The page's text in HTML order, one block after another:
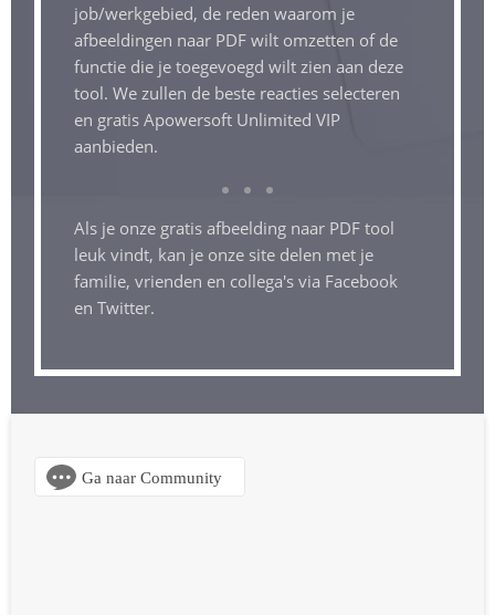
job/werkgebied, de reden waarom je
afbeeldingen naar PDF wilt omzetten of de
functie die je toegevoegd wilt zien aan deze
tool. We zullen de beste reacties selecteren
en gratis Apowersoft Unlimited VIP
aanbieden.
Als je onze gratis afbeelding naar PDF tool
leuk vindt, kan je onze site delen met je
familie, vrienden en collega's via Facebook
en Twitter.
Ga naar Community